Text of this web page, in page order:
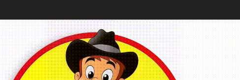
Assembleia
Legislativa,
Senado, São Paulo,
Rio de Janeiro,
Brasília, Nordeste,
Norte, Centro-
Oeste, Sul, Sudeste,